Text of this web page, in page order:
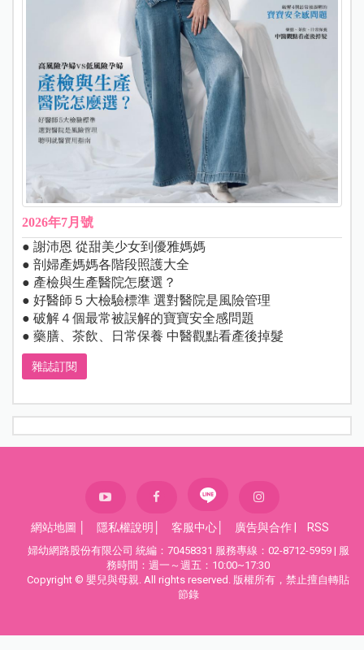
2026年7月號
● 謝沛恩 從甜美少女到優雅媽媽
● 剖婦產媽媽各階段照護大全
● 產檢與生產醫院怎麼選？
● 好醫師５大檢驗標準 選對醫院是風險管理
● 破解４個最常被誤解的寶寶安全感問題
● 藥膳、茶飲、日常保養 中醫觀點看產後掉髮
雜誌訂閱
網站地圖 隱私權說明 客服中心 廣告與合作 RSS
婦幼網路股份有限公司 統編：70458331 服務專線：02-8712-5959 | 服
務時間：週一～週五：10:00~17:30
Copyright © 嬰兒與母親. All rights reserved. 版權所有，禁止擅自轉貼
節錄